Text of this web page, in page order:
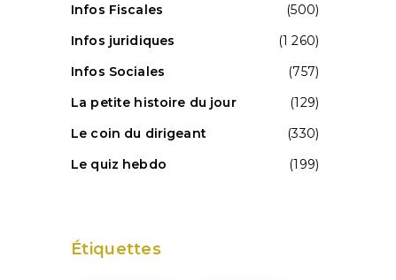
Infos Fiscales
(500)
Infos juridiques
(1 260)
Infos Sociales
(757)
La petite histoire du jour
(129)
Le coin du dirigeant
(330)
Le quiz hebdo
(199)
Étiquettes